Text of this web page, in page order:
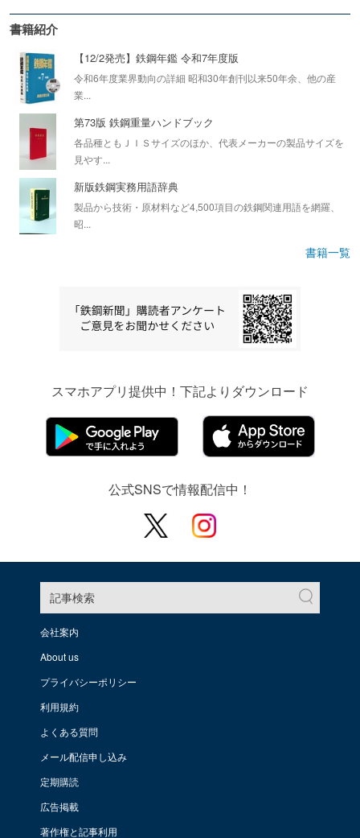
書籍紹介
【12/2発売】鉄鋼年鑑 令和7年度版
令和6年度業界動向の詳細 昭和30年創刊以来50年余、他の産
業...
第73版 鉄鋼重量ハンドブック
各品種ともＪＩＳサイズのほか、代表メーカーの製品サイズを
見やす...
新版鉄鋼実務用語辞典
製品から技術・原材料など4,500項目の鉄鋼関連用語を網羅、
昭...
書籍一覧
スマホアプリ提供中！下記よりダウンロード
公式SNSで情報配信中！
記事検索
会社案内
About us
プライバシーポリシー
利用規約
よくある質問
メール配信申し込み
定期購読
広告掲載
著作権と記事利用